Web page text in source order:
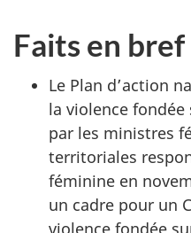
Faits en bref
Le Plan d’action
la violence fondée
par les ministres
territoriales
féminine en
un cadre pour un